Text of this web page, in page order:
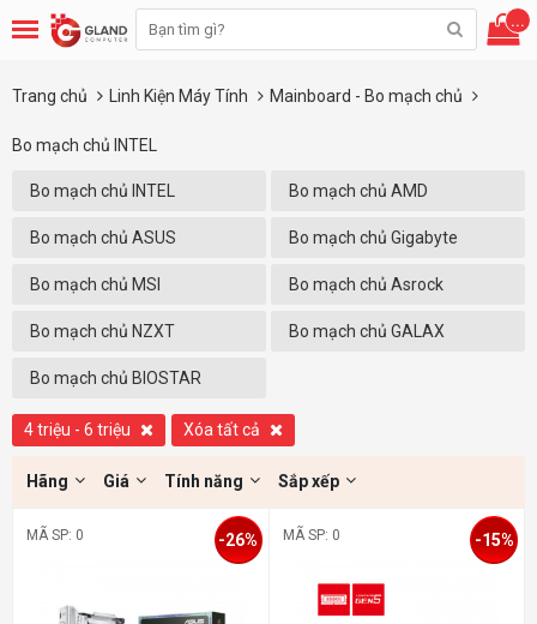
...
Trang chủ Linh Kiện Máy Tính Mainboard - Bo mạch chủ
Bo mạch chủ INTEL
Bo mạch chủ INTEL Bo mạch chủ AMD
Bo mạch chủ ASUS Bo mạch chủ Gigabyte
Bo mạch chủ MSI Bo mạch chủ Asrock
Bo mạch chủ NZXT Bo mạch chủ GALAX
Bo mạch chủ BIOSTAR
4 triệu - 6 triệu Xóa tất cả
Hãng Giá Tính năng Sắp xếp
MÃ SP: 0 -26% MÃ SP: 0 -15%